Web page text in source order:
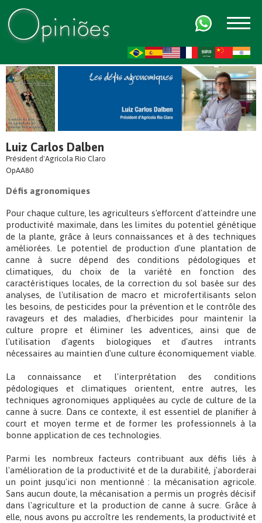
Luiz Carlos Dalben
Président d'Agrícola Rio Claro
OpAA80
Défis agronomiques
Pour chaque culture, les agriculteurs s'efforcent d'atteindre une
productivité maximale, dans les limites du potentiel génétique
de la plante, grâce à leurs connaissances et à des techniques
améliorées. Le potentiel de production d'une plantation de
canne à sucre dépend des conditions pédologiques et
climatiques, du choix de la variété en fonction des
caractéristiques locales, de la correction du sol basée sur des
analyses, de l'utilisation de macro et microfertilisants selon
les besoins, de pesticides pour la prévention et le contrôle des
ravageurs et des maladies, d'herbicides pour maintenir la
culture propre et éliminer les adventices, ainsi que de
l'utilisation d'agents biologiques et d'autres intrants
nécessaires au maintien d'une culture économiquement viable.
La connaissance et l'interprétation des conditions
pédologiques et climatiques orientent, entre autres, les
techniques agronomiques appliquées au cycle de culture de la
canne à sucre. Dans ce contexte, il est essentiel de planifier à
court et moyen terme et de former les professionnels à la
bonne application de ces technologies.
Parmi les nombreux facteurs contribuant aux défis liés à
l'amélioration de la productivité et de la durabilité, j'aborderai
un point jusqu'ici non mentionné : la mécanisation agricole.
Sans aucun doute, la mécanisation a permis un progrès décisif
dans l'agriculture et la production de canne à sucre. Grâce à
elle, nous avons pu accroître les rendements, la productivité et